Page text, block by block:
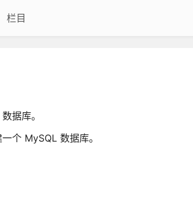
栏目
据库。
个 MySQL 数据库。